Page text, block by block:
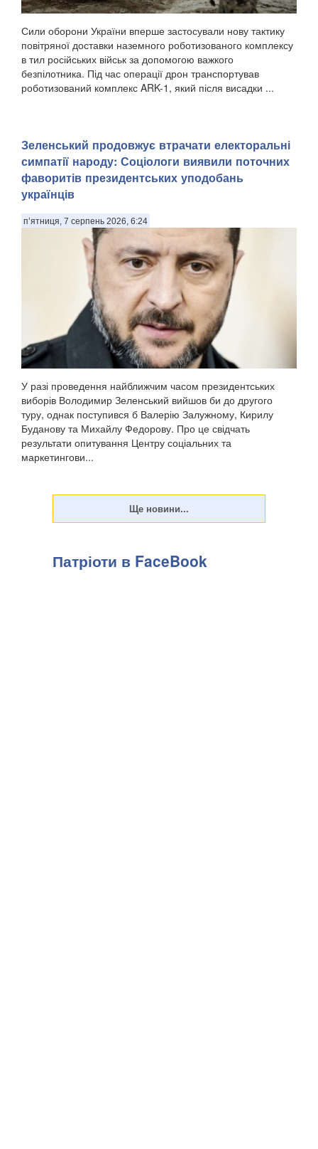
Сили оборони України вперше застосували нову тактику
повітряної доставки наземного роботизованого комплексу
в тил російських військ за допомогою важкого
безпілотника. Під час операції дрон транспортував
роботизований комплекс ARK-1, який після висадки ...
Зеленський продовжує втрачати електоральні
симпатії народу: Соціологи виявили поточних
фаворитів президентських уподобань
українців
п’ятниця, 7 серпень 2026, 6:24
У разі проведення найближчим часом президентських
виборів Володимир Зеленський вийшов би до другого
туру, однак поступився б Валерію Залужному, Кирилу
Буданову та Михайлу Федорову. Про це свідчать
результати опитування Центру соціальних та
маркетингови...
Патріоти в FaceBook